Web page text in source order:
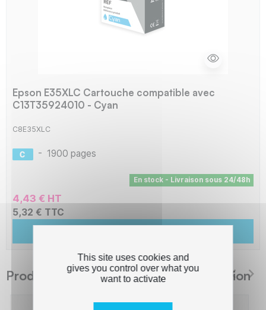
Epson E35XLC Cartouche compatible avec
C13T35924010 - Cyan
C8E35XLC
- 1900 pages
En stock - Livraison sous 24/48h
4,43 € HT
5,32 € TTC
Produits suggérés The Premium Solution
This site uses cookies and
gives you control over what you
want to activate